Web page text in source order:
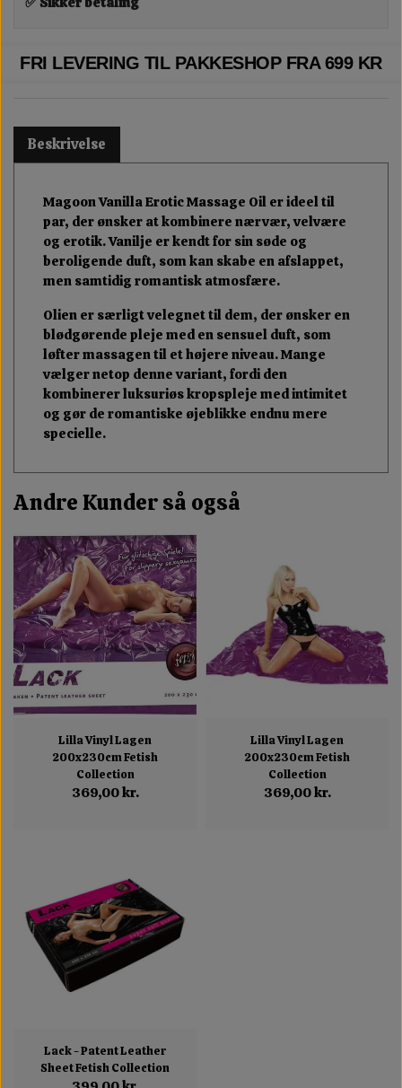
FRI LEVERING TIL PAKKESHOP FRA 699 KR
Beskrivelse
Magoon Vanilla Erotic Massage Oil er ideel til
par, der ønsker at kombinere nærvær, velvære
og erotik. Vanilje er kendt for sin søde og
beroligende duft, som kan skabe en afslappet,
men samtidig romantisk atmosfære.
Olien er særligt velegnet til dem, der ønsker en
blødgørende pleje med en sensuel duft, som
løfter massagen til et højere niveau. Mange
vælger netop denne variant, fordi den
kombinerer luksuriøs kropspleje med intimitet
og gør de romantiske øjeblikke endnu mere
specielle.
Andre Kunder så også
Lilla Vinyl Lagen
200x230cm Fetish
Collection
369,00 kr.
Lilla Vinyl Lagen
200x230cm Fetish
Collection
369,00 kr.
Lack - Patent Leather
Sheet Fetish Collection